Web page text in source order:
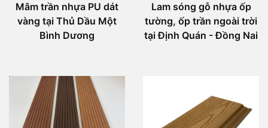
Mâm trần nhựa PU dát
vàng tại Thủ Dầu Một
Bình Dương
Lam sóng gỗ nhựa ốp
tường, ốp trần ngoài trời
tại Định Quán - Đồng Nai